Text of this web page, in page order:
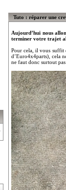
Tuto : réparer une
Aujourd’hui nous
terminer votre trajet
Pour cela, il vous suffit
d’Euro4x4parts), cela
ne faut donc surtout pas